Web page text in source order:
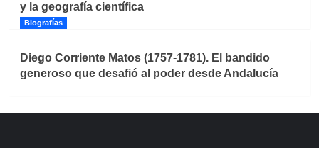
y la geografía científica
Biografías
Diego Corriente Matos (1757-1781). El bandido
generoso que desafió al poder desde Andalucía